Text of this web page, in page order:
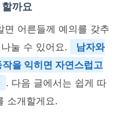
까요
어른들께 예의를 갖추
눌 수 있어요.
남자와
을 익히면 자연스럽고
. 다음 글에서는 쉽게 따
소개할게요.